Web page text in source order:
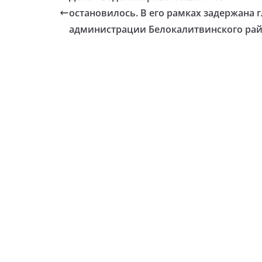
остановилось. В его рамках задержана
администрации Белокалитвинского